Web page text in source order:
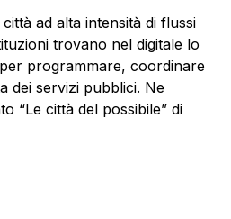
ad alta intensità di flussi
trovano nel digitale lo
programmare, coordinare
dei servizi pubblici. Ne
“Le città del possibile” di